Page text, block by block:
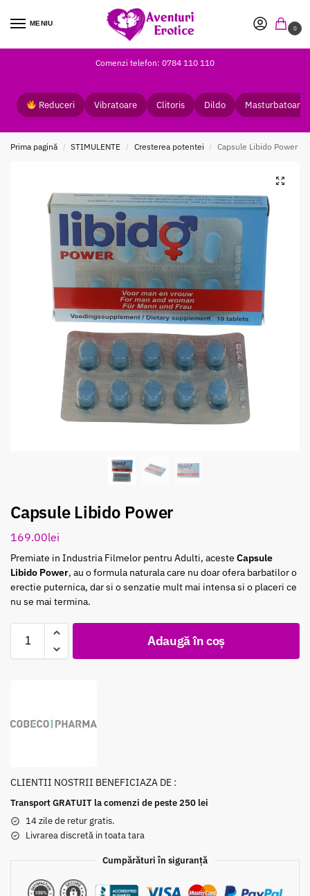
MENIU
0
Comenzi telefon: 0784 110 110
Reduceri Vibratoare Clitoris Dildo Masturbatoare
Prima pagină / STIMULENTE / Cresterea potentei / Capsule Libido Power
Capsule Libido Power
169.00lei
Premiate in Industria Filmelor pentru Adulti, aceste Capsule
Libido Power, au o formula naturala care nu doar ofera barbatilor o
erectie puternica, dar si o senzatie mult mai intensa si o placeri ce
nu se mai termina.
Adaugă în coș
CLIENTII NOSTRII BENEFICIAZA DE :
Transport GRATUIT la comenzi de peste 250 lei
14 zile de retur gratis.
Livrarea discretă in toata tara
Cumpărături în siguranță